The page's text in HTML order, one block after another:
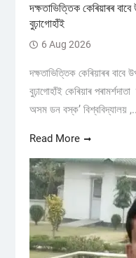
দক্ষতাভিত্তিক কেৰিয়াৰৰ
বুঢ়াগোহাঁই
6 Aug 2026
দক্ষতাভিত্তিক কেৰিয়াৰৰ
বুঢ়াগোহাঁই কেৰিয়াৰ
অসম ডন বস্ক’ বিশ্ববিদ্যালয়
Read More